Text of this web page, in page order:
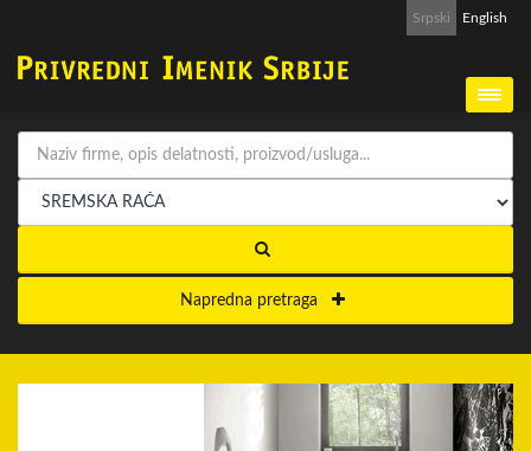
Srpski English
Napredna pretraga